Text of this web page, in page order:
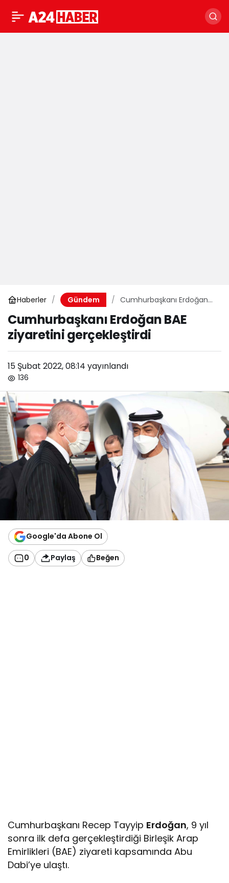
Haberler Gündem
Cumhurbaşkanı Erdoğan
Cumhurbaşkanı Erdoğan BAE
ziyaretini gerçekleştirdi
15 Şubat 2022, 08:14 yayınlandı
136
Google'da Abone Ol
0 Paylaş Beğen
Cumhurbaşkanı Recep Tayyip Erdoğan, 9 yıl
sonra ilk defa gerçekleştirdiği Birleşik Arap
Emirlikleri (BAE) ziyareti kapsamında Abu
Dabi’ye ulaştı.